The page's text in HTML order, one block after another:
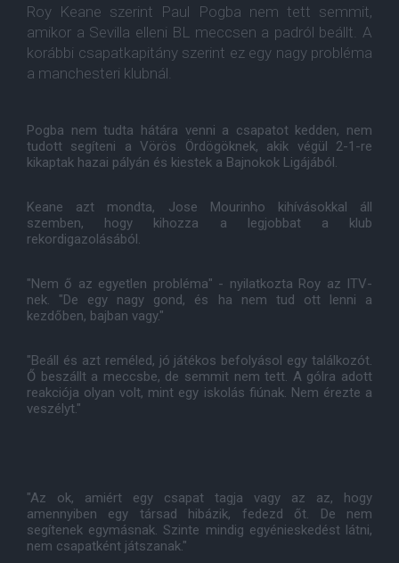
Roy Keane szerint Paul Pogba nem tett semmit,
amikor a Sevilla elleni BL meccsen a padról beállt. A
korábbi csapatkapitány szerint ez egy nagy probléma
a manchesteri klubnál.
Pogba nem tudta hátára venni a csapatot kedden, nem
tudott segíteni a Vörös Ördögöknek, akik végül 2-1-re
kikaptak hazai pályán és kiestek a Bajnokok Ligájából.
Keane azt mondta, Jose Mourinho kihívásokkal áll
szemben, hogy kihozza a legjobbat a klub
rekordigazolásából.
"Nem ő az egyetlen probléma" - nyilatkozta Roy az ITV-
nek. "De egy nagy gond, és ha nem tud ott lenni a
kezdőben, bajban vagy."
"Beáll és azt reméled, jó játékos befolyásol egy találkozót.
Ő beszállt a meccsbe, de semmit nem tett. A gólra adott
reakciója olyan volt, mint egy iskolás fiúnak. Nem érezte a
veszélyt."
"Az ok, amiért egy csapat tagja vagy az az, hogy
amennyiben egy társad hibázik, fedezd őt. De nem
segítenek egymásnak. Szinte mindig egyénieskedést látni,
nem csapatként játszanak."